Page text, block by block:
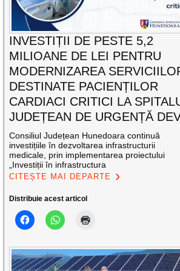
INVESTIȚII DE PESTE 5,2
MILIOANE DE LEI PENTRU
MODERNIZAREA
DESTINATE PACIENȚILOR
CARDIACI CRITICI LA
JUDEȚEAN DE URGENȚĂ
Consiliul Județean Hunedoara continuă
investițiile în dezvoltarea infrastructurii
medicale, prin implementarea proiectului
„Investiții în infrastructura
CITEȘTE MAI DEPARTE
Distribuie acest articol